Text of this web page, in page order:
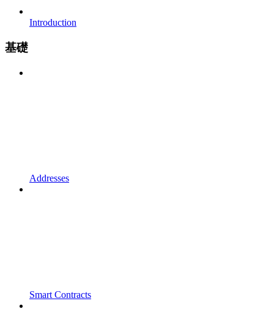
Introduction
基礎
Addresses
Smart Contracts